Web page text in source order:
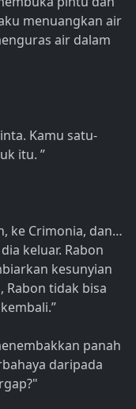
menuangkan air
air dalam
Kamu satu-
itu. ”
ke Crimonia, dan…
keluar. Rabon
kesunyian
Rabon tidak bisa
panah
daripada